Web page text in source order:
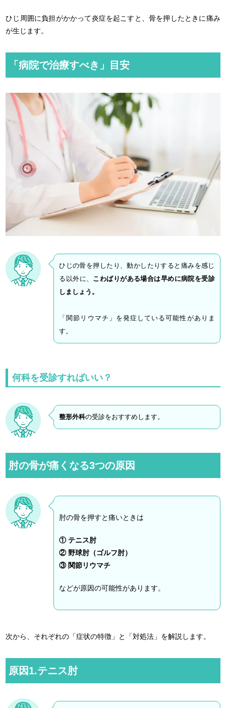
ひじ周囲に負担がかかって炎症を起こすと、骨を押したときに痛み
が生じます。
「病院で治療すべき」目安
ひじの骨を押したり、動かしたりすると痛みを感じ
る以外に、 こわばりがある場合は早めに病院を受診
しましょう。
「関節リウマチ」を発症している可能性がありま
す。
何科を受診すればいい？
整形外科の受診をおすすめします。
肘の骨が痛くなる3つの原因
肘の骨を押すと痛いときは
① テニス肘
② 野球肘（ゴルフ肘）
③ 関節リウマチ
などが原因の可能性があります。
次から、それぞれの「症状の特徴」と「対処法」を解説します。
原因1.テニス肘